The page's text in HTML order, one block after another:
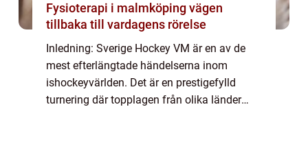
Fysioterapi i malmköping vägen
tillbaka till vardagens rörelse
Inledning: Sverige Hockey VM är en av de
mest efterlängtade händelserna inom
ishockeyvärlden. Det är en prestigefylld
turnering där topplagen från olika länder